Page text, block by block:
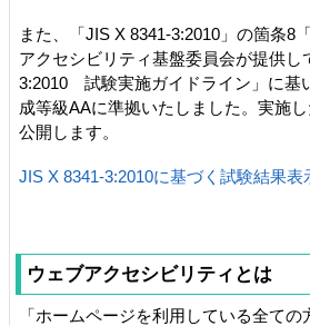
また、「JIS X 8341-3:2010」の箇条8
アクセシビリティ基盤委員会が提供し
3:2010 試験実施ガイドライン」に基
成等級AAに準拠いたしました。実施
公開します。
JIS X 8341-3:2010に基づく試験結果
ウェブアクセシビリティとは
「ホームページを利用している全て